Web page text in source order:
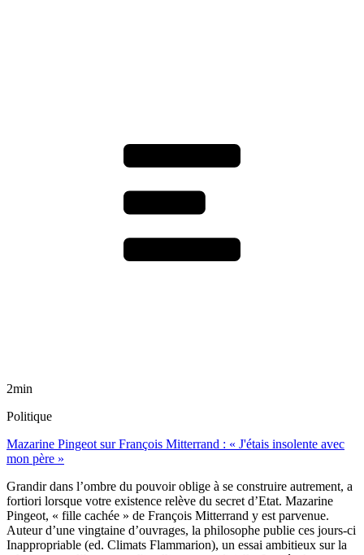
2min
Politique
Mazarine Pingeot sur François Mitterrand : « J'étais insolente avec
mon père »
Grandir dans l’ombre du pouvoir oblige à se construire autrement, a
fortiori lorsque votre existence relève du secret d’Etat. Mazarine
Pingeot, « fille cachée » de François Mitterrand y est parvenue.
Auteur d’une vingtaine d’ouvrages, la philosophe publie ces jours-ci
Inappropriable (ed. Climats Flammarion), un essai ambitieux sur la